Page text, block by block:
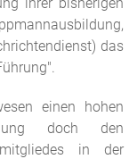
das
einen hohen
doch den
in der